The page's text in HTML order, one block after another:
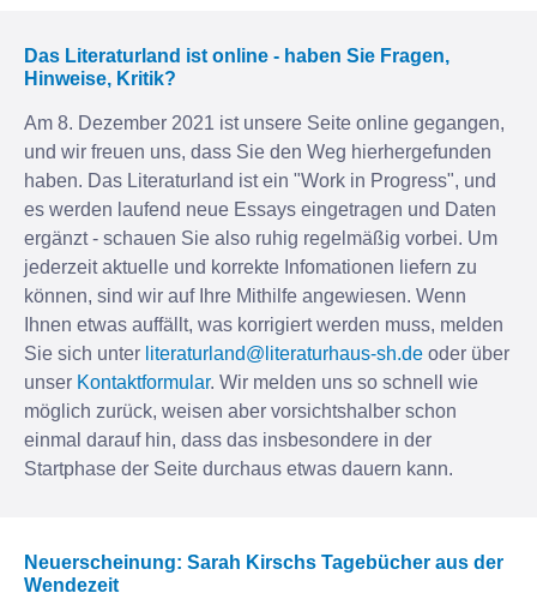
Das Literaturland ist online - haben Sie Fragen,
Hinweise, Kritik?
Am 8. Dezember 2021 ist unsere Seite online gegangen,
und wir freuen uns, dass Sie den Weg hierhergefunden
haben. Das Literaturland ist ein "Work in Progress", und
es werden laufend neue Essays eingetragen und Daten
ergänzt - schauen Sie also ruhig regelmäßig vorbei. Um
jederzeit aktuelle und korrekte Infomationen liefern zu
können, sind wir auf Ihre Mithilfe angewiesen. Wenn
Ihnen etwas auffällt, was korrigiert werden muss, melden
Sie sich unter literaturland@literaturhaus-sh.de oder über
unser Kontaktformular. Wir melden uns so schnell wie
möglich zurück, weisen aber vorsichtshalber schon
einmal darauf hin, dass das insbesondere in der
Startphase der Seite durchaus etwas dauern kann.
Neuerscheinung: Sarah Kirschs Tagebücher aus der
Wendezeit